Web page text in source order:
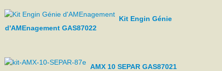
Kit Engin Génie
d'AMEnagement GAS87022
AMX 10 SEPAR GAS87021